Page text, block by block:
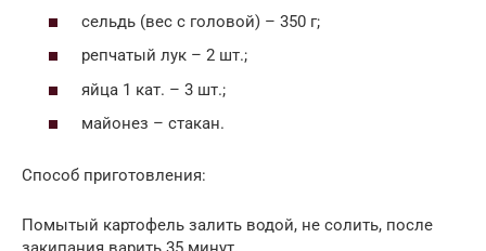
сельдь (вес с головой) – 350 г;
репчатый лук – 2 шт.;
яйца 1 кат. – 3 шт.;
майонез – стакан.
Способ приготовления:
Помытый картофель залить водой, не солить, после